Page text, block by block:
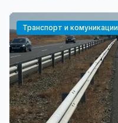
Транспорт и комуникации